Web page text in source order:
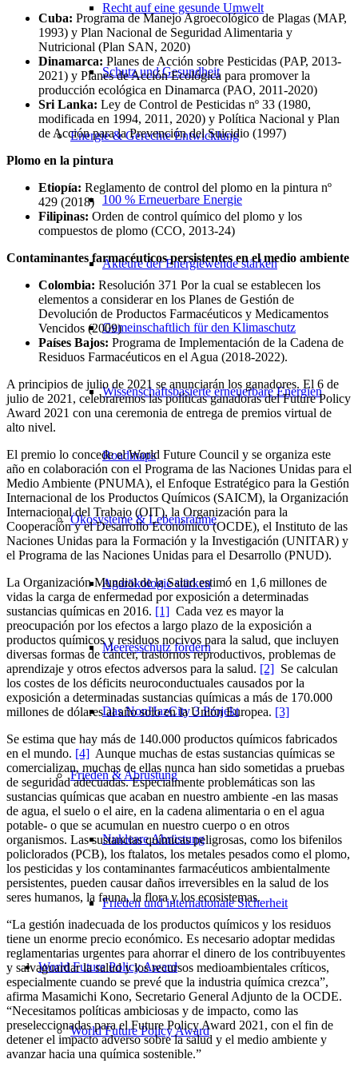
Recht auf eine gesunde Umwelt
Schutz und Gesundheit
Energie & Gerechte Entwicklung
100 % Erneuerbare Energie
Akteure der Energiewende stärken
Gemeinschaftlich für den Klimaschutz
Wissenschaftsbasierte erneuerbare Energien
Roadmaps
Ökosysteme & Lebensräume
Agarökologie stärken
Meeresschutz fördern
Das NonHazCity 3 Projekt
Frieden & Abrüstung
Nukleare Abrüstung
Frieden und internationale Sicherheit
World Future Policy Award
World Future Policy Award
Cuba: Programa de Manejo Agroecológico de Plagas (MAP,
1993) y Plan Nacional de Seguridad Alimentaria y
Nutricional (Plan SAN, 2020)
Dinamarca: Planes de Acción sobre Pesticidas (PAP, 2013-
2021) y Planes de Acción Ecológica para promover la
producción ecológica en Dinamarca (PAO, 2011-2020)
Sri Lanka: Ley de Control de Pesticidas nº 33 (1980,
modificada en 1994, 2011, 2020) y Política Nacional y Plan
de Acción para la Prevención del Suicidio (1997)
Plomo en la pintura
Etiopía: Reglamento de control del plomo en la pintura nº
429 (2018)
Filipinas: Orden de control químico del plomo y los
compuestos de plomo (CCO, 2013-24)
Contaminantes farmacéuticos persistentes en el medio ambiente
Colombia: Resolución 371 Por la cual se establecen los
elementos a considerar en los Planes de Gestión de
Devolución de Productos Farmacéuticos y Medicamentos
Vencidos (2009)
Países Bajos: Programa de Implementación de la Cadena de
Residuos Farmacéuticos en el Agua (2018-2022).
A principios de julio de 2021 se anunciarán los ganadores. El 6 de
julio de 2021, celebraremos las políticas ganadoras del Future Policy
Award 2021 con una ceremonia de entrega de premios virtual de
alto nivel.
El premio lo concede el World Future Council y se organiza este
año en colaboración con el Programa de las Naciones Unidas para el
Medio Ambiente (PNUMA), el Enfoque Estratégico para la Gestión
Internacional de los Productos Químicos (SAICM), la Organización
Internacional del Trabajo (OIT), la Organización para la
Cooperación y el Desarrollo Económico (OCDE), el Instituto de las
Naciones Unidas para la Formación y la Investigación (UNITAR) y
el Programa de las Naciones Unidas para el Desarrollo (PNUD).
La Organización Mundial de la Salud estimó en 1,6 millones de
vidas la carga de enfermedad por exposición a determinadas
sustancias químicas en 2016. [1] Cada vez es mayor la
preocupación por los efectos a largo plazo de la exposición a
productos químicos y residuos nocivos para la salud, que incluyen
diversas formas de cáncer, trastornos reproductivos, problemas de
aprendizaje y otros efectos adversos para la salud. [2]
Se calculan
los costes de los déficits neuroconductuales causados por la
exposición a determinadas sustancias químicas a más de 170.000
millones de dólares al año solo en la Unión Europea. [3]
Se estima que hay más de 140.000 productos químicos fabricados
en el mundo. [4] Aunque muchas de estas sustancias químicas se
comercializan, muchas de ellas nunca han sido sometidas a pruebas
de seguridad adecuadas. Especialmente problemáticas son las
sustancias químicas que acaban en nuestro ambiente -en las masas
de agua, el suelo o el aire, en la cadena alimentaria o en el agua
potable- o que se acumulan en nuestro cuerpo o en otros
organismos. Las sustancias químicas peligrosas, como los bifenilos
policlorados (PCB), los ftalatos, los metales pesados como el plomo,
los pesticidas y los contaminantes farmacéuticos ambientalmente
persistentes, pueden causar daños irreversibles en la salud de los
seres humanos, la fauna, la flora y los ecosistemas.
“La gestión inadecuada de los productos químicos y los residuos
tiene un enorme precio económico. Es necesario adoptar medidas
reglamentarias urgentes para ahorrar el dinero de los contribuyentes
y salvaguardar la salud y los recursos medioambientales críticos,
especialmente cuando se prevé que la industria química crezca”,
afirma Masamichi Kono, Secretario General Adjunto de la OCDE.
“Necesitamos políticas ambiciosas y de impacto, como las
preseleccionadas para el Future Policy Award 2021, con el fin de
detener el impacto adverso sobre la salud y el medio ambiente y
avanzar hacia una química sostenible.”